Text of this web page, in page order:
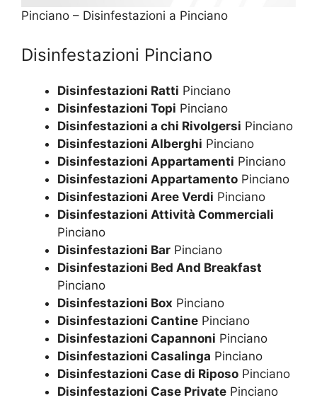
Pinciano – Disinfestazioni a Pinciano
Disinfestazioni Pinciano
Disinfestazioni Ratti Pinciano
Disinfestazioni Topi Pinciano
Disinfestazioni a chi Rivolgersi Pinciano
Disinfestazioni Alberghi Pinciano
Disinfestazioni Appartamenti Pinciano
Disinfestazioni Appartamento Pinciano
Disinfestazioni Aree Verdi Pinciano
Disinfestazioni Attività Commerciali
Pinciano
Disinfestazioni Bar Pinciano
Disinfestazioni Bed And Breakfast
Pinciano
Disinfestazioni Box Pinciano
Disinfestazioni Cantine Pinciano
Disinfestazioni Capannoni Pinciano
Disinfestazioni Casalinga Pinciano
Disinfestazioni Case di Riposo Pinciano
Disinfestazioni Case Private Pinciano